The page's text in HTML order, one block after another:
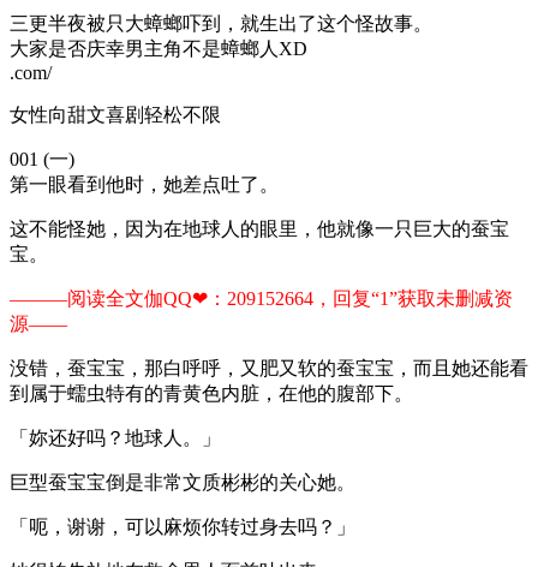
三更半夜被只大蟑螂吓到，就生出了这个怪故事。
大家是否庆幸男主角不是蟑螂人XD
.com/
女性向甜文喜剧轻松不限
001 (一)
第一眼看到他时，她差点吐了。
这不能怪她，因为在地球人的眼里，他就像一只巨大的蚕宝
宝。
———阅读全文伽QQ❤：209152664，回复“1”获取未删减资
源—​​​​—
没错，蚕宝宝，那白呼呼，又肥又软的蚕宝宝，而且她还能看
到属于蠕虫特有的青黄色内脏，在他的腹部下。
「妳还好吗？地球人。」
巨型蚕宝宝倒是非常文质彬彬的关心她。
「呃，谢谢，可以麻烦你转过身去吗？」